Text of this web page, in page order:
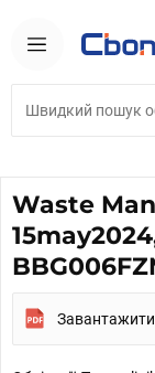
Waste
Завантажити